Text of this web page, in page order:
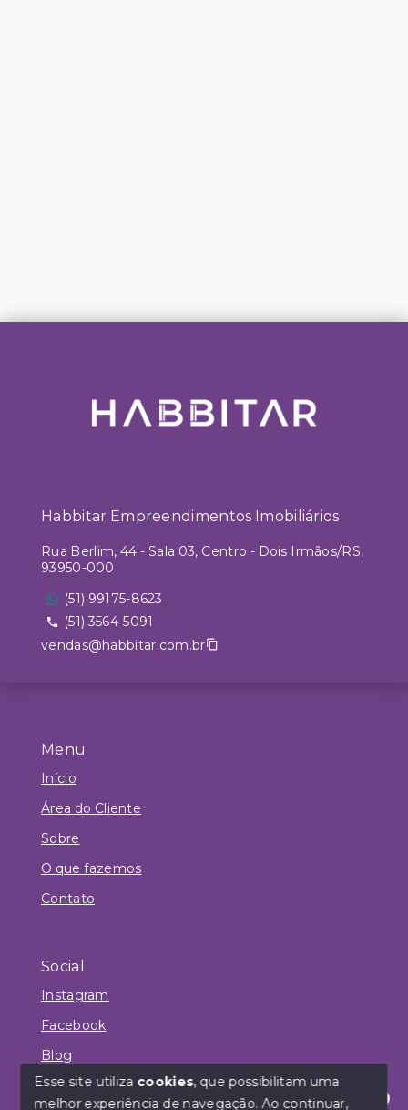
Menu
Início
Área do Cliente
Sobre
O que fazemos
Contato
Social
Instagram
Facebook
Blog
Habbitar Empreendimentos Imobiliários
Rua Berlim, 44 - Sala 03, Centro - Dois Irmãos/RS,
93950-000
(51) 99175-8623
(51) 3564-5091
vendas@habbitar.com.br
Esse site utiliza cookies, que possibilitam uma
melhor experiência de navegação.Ao continuar,